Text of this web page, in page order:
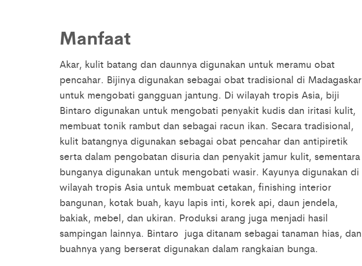
Manfaat
Akar, kulit batang dan daunnya digunakan untuk meramu obat
pencahar. Bijinya digunakan sebagai obat tradisional di Madagaskar
untuk mengobati gangguan jantung. Di wilayah tropis Asia, biji
Bintaro digunakan untuk mengobati penyakit kudis dan iritasi kulit,
membuat tonik rambut dan sebagai racun ikan. Secara tradisional,
kulit batangnya digunakan sebagai obat pencahar dan antipiretik
serta dalam pengobatan disuria dan penyakit jamur kulit, sementara
bunganya digunakan untuk mengobati wasir. Kayunya digunakan di
wilayah tropis Asia untuk membuat cetakan, finishing interior
bangunan, kotak buah, kayu lapis inti, korek api, daun jendela,
bakiak, mebel, dan ukiran. Produksi arang juga menjadi hasil
sampingan lainnya. Bintaro juga ditanam sebagai tanaman hias, dan
buahnya yang berserat digunakan dalam rangkaian bunga.